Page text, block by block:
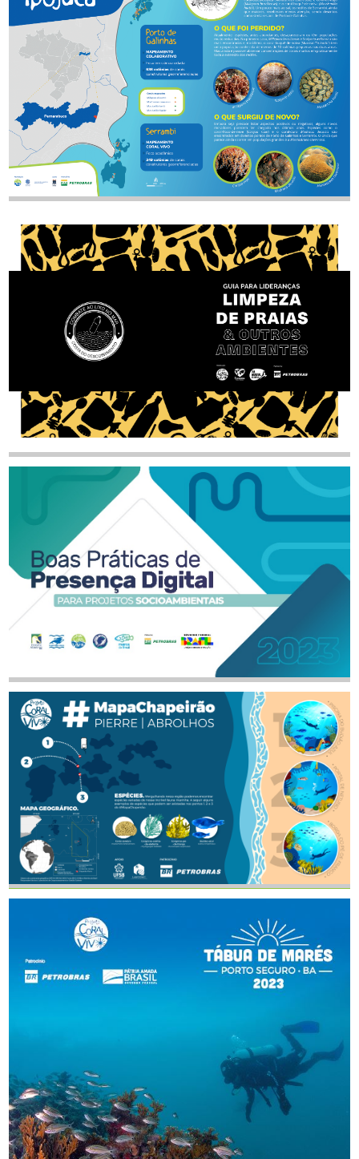
TAMANHO
Coral Vivo - Mapa Recifes de Ipojuca
AUTOR
TAMANHO
BAIXAR
Guia Limpeza das Praias 2023
TAMANHO
BAIXAR
Guia de Comunicacao Rede Biomar
AUTOR
TAMANHO
BAIXAR
Mapa Digital Chapeirao Pierre
Abrolhos